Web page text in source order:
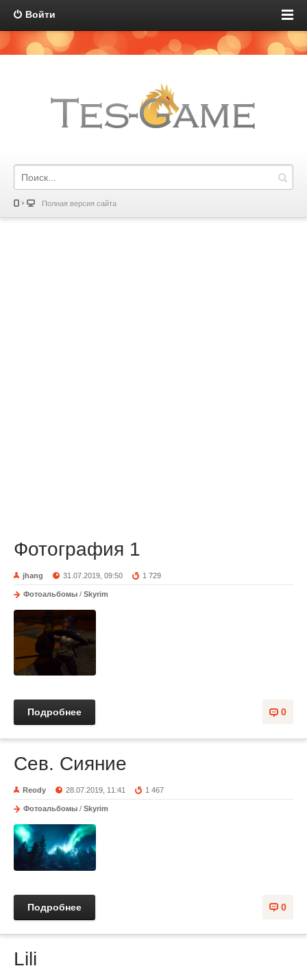
Войти
Полная версия сайта
Фотография 1
jhang 31.07.2019, 09:50 1 729
Фотоальбомы / Skyrim
0
Подробнее
Сев. Сияние
Reody 28.07.2019, 11:41 1 467
Фотоальбомы / Skyrim
0
Подробнее
Lili